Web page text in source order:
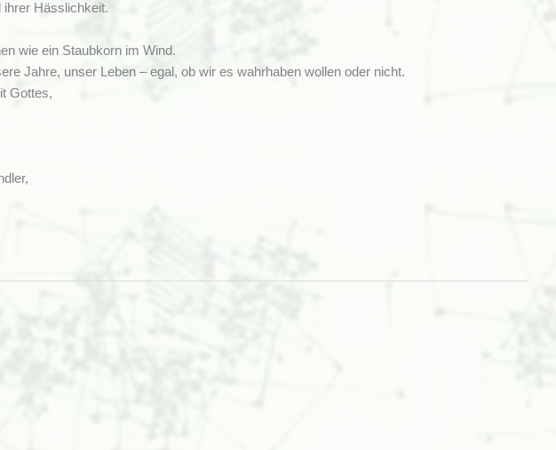
ihrer Hässlichkeit.
wie ein Staubkorn im Wind.
Jahre, unser Leben – egal, ob wir es wahrhaben wollen oder nicht.
Gottes,